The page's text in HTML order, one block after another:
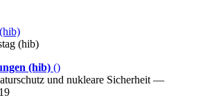
(hib)
(hib) ()
und nukleare Sicherheit —